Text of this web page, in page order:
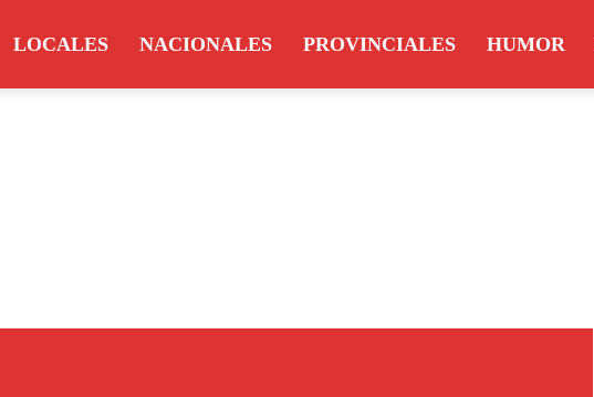
LOCALES NACIONALES PROVINCIALES HUMOR